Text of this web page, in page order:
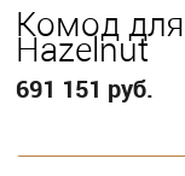
Комод
Hazelnut
691 151 руб.